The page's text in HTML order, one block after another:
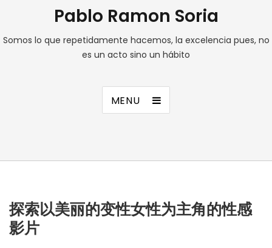
Pablo Ramon Soria
Somos lo que repetidamente hacemos, la excelencia pues, no
es un acto sino un hábito
MENU
探索以美丽的变性女性为主角的性感
影片